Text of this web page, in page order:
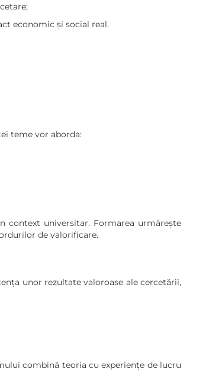
economic și social real.
teme vor aborda:
context universitar. Formarea urmărește
de valorificare.
unor rezultate valoroase ale cercetării,
combină teoria cu experiențe de lucru